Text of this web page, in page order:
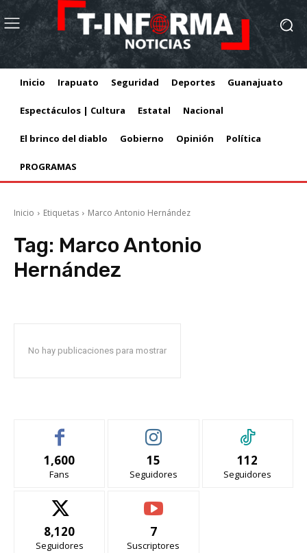
Inicio Irapuato Seguridad Deportes Guanajuato
Espectáculos | Cultura Estatal Nacional
El brinco del diablo Gobierno Opinión Política
PROGRAMAS
Inicio Etiquetas Marco Antonio Hernández
Tag: Marco Antonio
Hernández
No hay publicaciones para mostrar
1,600
Fans
15
Seguidores
112
Seguidores
8,120
Seguidores
7
Suscriptores